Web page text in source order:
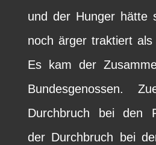
und der Hunger hätte
noch ärger traktiert
Es kam der
Bundesgenossen.
Durchbruch bei den
der Durchbruch bei